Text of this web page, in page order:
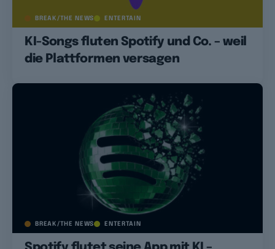
BREAK/THE NEWS ENTERTAIN
KI-Songs fluten Spotify und Co. – weil
die Plattformen versagen
BREAK/THE NEWS ENTERTAIN